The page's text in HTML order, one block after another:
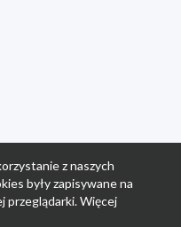
z naszych
były zapisywane na
przeglądarki. Więcej